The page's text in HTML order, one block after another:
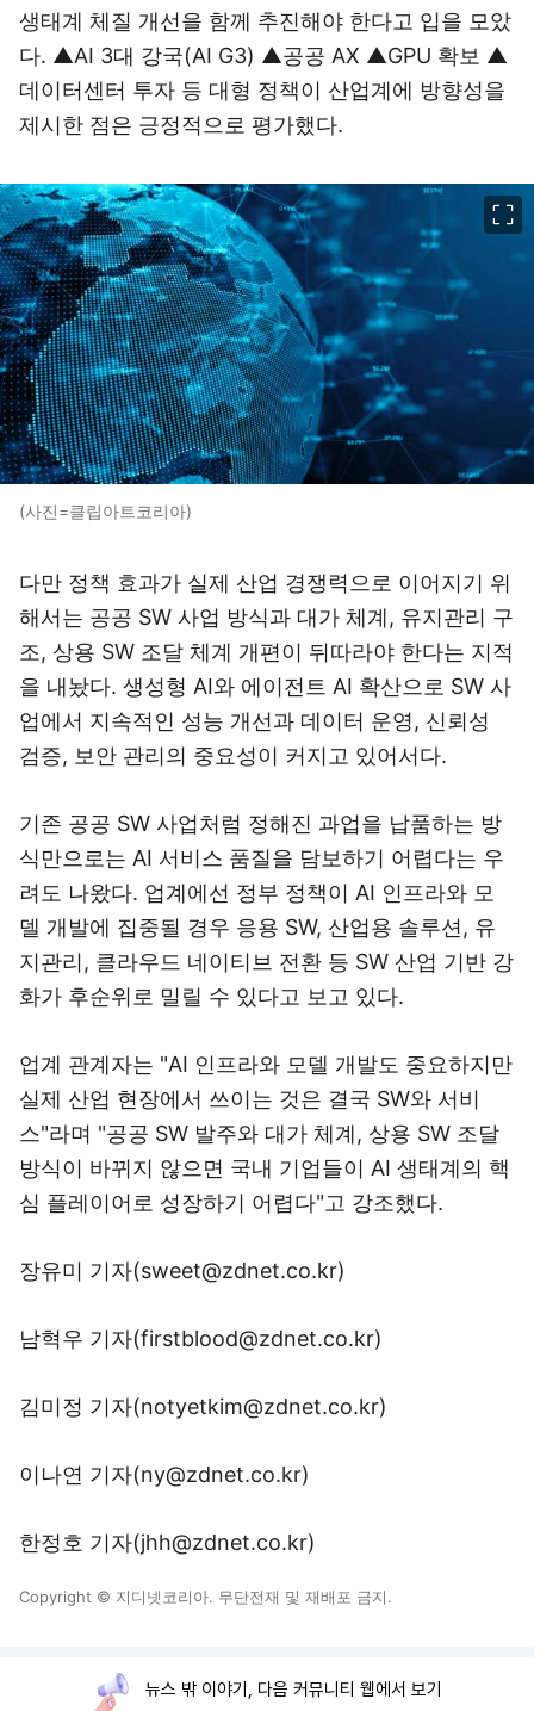
생태계 체질 개선을 함께 추진해야 한다고 입을 모았
다. ▲AI 3대 강국(AI G3) ▲공공 AX ▲GPU 확보 ▲
데이터센터 투자 등 대형 정책이 산업계에 방향성을
제시한 점은 긍정적으로 평가했다.
(사진=클립아트코리아)
다만 정책 효과가 실제 산업 경쟁력으로 이어지기 위
해서는 공공 SW 사업 방식과 대가 체계, 유지관리 구
조, 상용 SW 조달 체계 개편이 뒤따라야 한다는 지적
을 내놨다. 생성형 AI와 에이전트 AI 확산으로 SW 사
업에서 지속적인 성능 개선과 데이터 운영, 신뢰성
검증, 보안 관리의 중요성이 커지고 있어서다.
기존 공공 SW 사업처럼 정해진 과업을 납품하는 방
식만으로는 AI 서비스 품질을 담보하기 어렵다는 우
려도 나왔다. 업계에선 정부 정책이 AI 인프라와 모
델 개발에 집중될 경우 응용 SW, 산업용 솔루션, 유
지관리, 클라우드 네이티브 전환 등 SW 산업 기반 강
화가 후순위로 밀릴 수 있다고 보고 있다.
업계 관계자는 "AI 인프라와 모델 개발도 중요하지만
실제 산업 현장에서 쓰이는 것은 결국 SW와 서비
스"라며 "공공 SW 발주와 대가 체계, 상용 SW 조달
방식이 바뀌지 않으면 국내 기업들이 AI 생태계의 핵
심 플레이어로 성장하기 어렵다"고 강조했다.
장유미 기자(sweet@zdnet.co.kr)
남혁우 기자(firstblood@zdnet.co.kr)
김미정 기자(notyetkim@zdnet.co.kr)
이나연 기자(ny@zdnet.co.kr)
한정호 기자(jhh@zdnet.co.kr)
Copyright © 지디넷코리아. 무단전재 및 재배포 금지.
뉴스 밖 이야기, 다음 커뮤니티 웹에서 보기